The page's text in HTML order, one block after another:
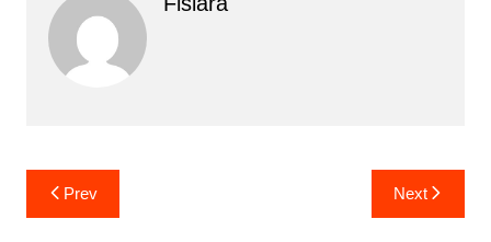
Yazı
gezinmesi
Prev Next